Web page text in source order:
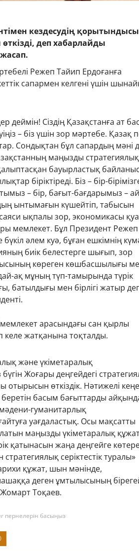
кездесудің қорытындысы
деп хабарлайды
Режеп Тайип Ердоғанға
сапармен келгені үшін
деймін! Сіздің Қазақстанға ат
– біз үшін зор мәртебе. Қазақ
Сондықтан бұл сапардың мәні
маңызды стратегиялық
бауырластық
біріктіреді. Біз – бір-
– бір, бағыт-бағдарымыз –
ынтымағын күшейтіп, табысын
ықпалы зор, экономикасы
мемлекет. Бұл Президент Режеп
әлем куә, бұған ешкімнің
биік белестерге шығып, зор
көреген көшбасшылығы
ақ мұның түп-тамырында түрік
батылдығы мен бірлігі жатыр
арасындағы сан қырлы
жатқанына тоқталды.
және үкіметаралық
Жоғары деңгейдегі
өткіздік. Нәтижелі
беретін басым бағыттарды
гуманитарлық
уағдаластық. Осы мақсатты
маңызды үкіметаралық
қатынасын жаңа деңгейге
серіктестік туралы»
құжат, шын мәнінде,
деген ұмтылысының
Тоқаев.
пернелерін басыңыз